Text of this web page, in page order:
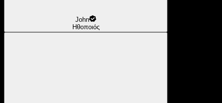
John
Ηθοποιός